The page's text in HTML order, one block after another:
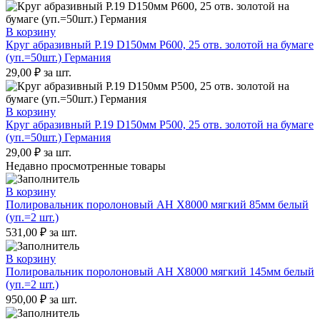
В корзину
Круг абразивный P.19 D150мм P600, 25 отв. золотой на бумаге
(уп.=50шт.) Германия
29,00 ₽ за шт.
В корзину
Круг абразивный P.19 D150мм P500, 25 отв. золотой на бумаге
(уп.=50шт.) Германия
29,00 ₽ за шт.
Недавно просмотренные товары
В корзину
Полировальник поролоновый AH X8000 мягкий 85мм белый
(уп.=2 шт.)
531,00 ₽ за шт.
В корзину
Полировальник поролоновый AH X8000 мягкий 145мм белый
(уп.=2 шт.)
950,00 ₽ за шт.